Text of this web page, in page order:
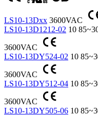
LS10-13Dxx 3600VAC
LS10-13D1212-02 10
3600VAC
LS10-13DY524-02 10
3600VAC
LS10-13DY512-04 10
3600VAC
LS10-13DY505-06 10